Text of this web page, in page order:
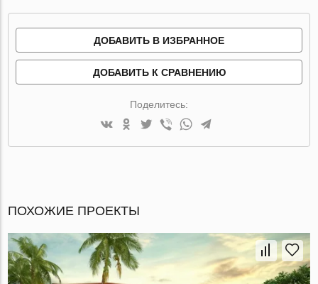
ДОБАВИТЬ В ИЗБРАННОЕ
ДОБАВИТЬ К СРАВНЕНИЮ
Поделитесь:
ПОХОЖИЕ ПРОЕКТЫ